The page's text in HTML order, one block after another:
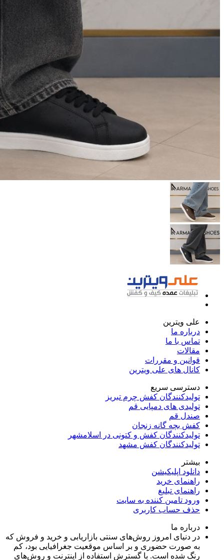
علی ویترین
درباره ما
تماس با ما
مقالات
قوانین و مقررات
کانال های علی ویترین
دسترسی سریع
تولیدکنندگان کفش چرم تبریز
تولیدی های دمپایی قم
صندل قم
کفش بچه گانه زنجان
تولیدکنندگان کفش و کتونی در اسلامشهر
تولیدکنندگان کفش مشهد
بیشتر
دانلود اپلیکیشن
راهنمای خرید
راهنمای تبلیغ
ورود تامین کننده به سایت
حذف حساب کاربری
درباره ما
در دنیای امروز روش‌های سنتی بازاریابی و خرید و فروش که
به صورت حضوری و بر اساس موقعیت جغرافیایی بود، کم
رنگ شده است. با گسترش استفاده از اینترنت و روش‌های